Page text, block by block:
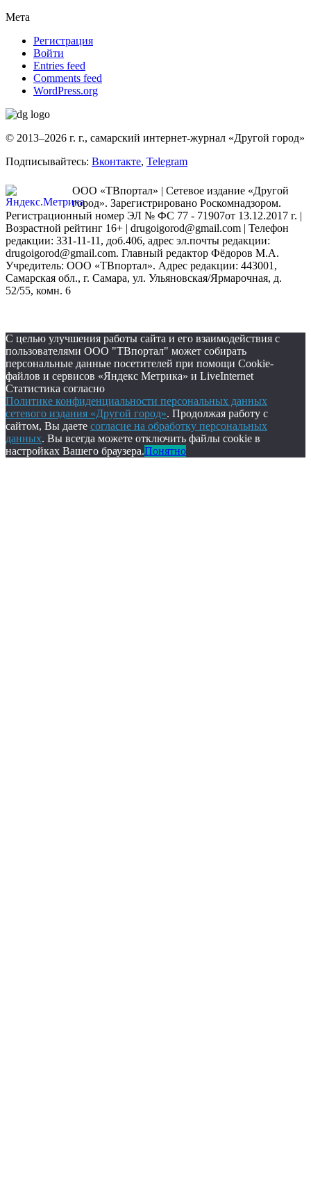
Мета
Регистрация
Войти
Entries feed
Comments feed
WordPress.org
© 2013–2026 г. г., самарский интернет-журнал «Другой город»
Подписывайтесь: Вконтакте, Telegram
ООО «ТВпортал» | Сетевое издание «Другой
город». Зарегистрировано Роскомнадзором.
Регистрационный номер ЭЛ № ФС 77 - 71907от 13.12.2017 г. |
Возрастной рейтинг 16+ | drugoigorod@gmail.com | Телефон
редакции: 331-11-11, доб.406, адрес эл.почты редакции:
drugoigorod@gmail.com. Главный редактор Фёдоров М.А.
Учредитель: ООО «ТВпортал». Адрес редакции: 443001,
Самарская обл., г. Самара, ул. Ульяновская/Ярмарочная, д.
52/55, комн. 6
С целью улучшения работы сайта и его взаимодействия с
пользователями ООО "ТВпортал" может собирать
персональные данные посетителей при помощи Cookie-
файлов и сервисов «Яндекс Метрика» и LiveInternet
Статистика согласно
Политике конфиденциальности персональных данных
сетевого издания «Другой город». Продолжая работу с
сайтом, Вы даете согласие на обработку персональных
данных. Вы всегда можете отключить файлы cookie в
настройках Вашего браузера.Понятно